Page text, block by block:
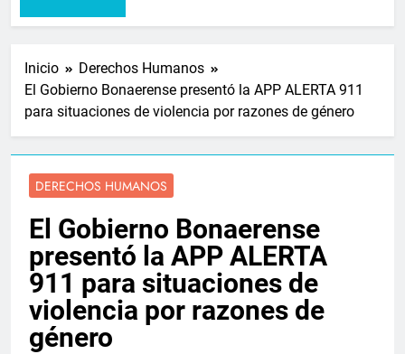
Inicio
Derechos Humanos
El Gobierno Bonaerense presentó la APP ALERTA 911
para situaciones de violencia por razones de género
DERECHOS HUMANOS
El Gobierno Bonaerense
presentó la APP ALERTA
911 para situaciones de
violencia por razones de
género